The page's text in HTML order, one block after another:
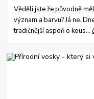
Věděli jste že původně
význam a barvu? Já ne.
tradičnější aspoň o kous...